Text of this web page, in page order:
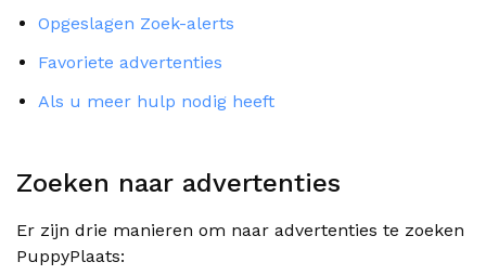
Opgeslagen Zoek-alerts
Favoriete advertenties
Als u meer hulp nodig heeft
Zoeken naar advertenties
Er zijn drie manieren om naar advertenties te zoeken
PuppyPlaats: